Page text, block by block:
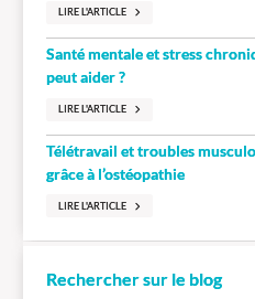
LIRE L'ARTICLE
Santé mentale et stress
peut aider ?
LIRE L'ARTICLE
Télétravail et troubles
grâce à l’ostéopathie
LIRE L'ARTICLE
Rechercher sur le blog